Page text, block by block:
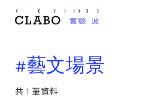
#藝文場景
共 1 筆資料